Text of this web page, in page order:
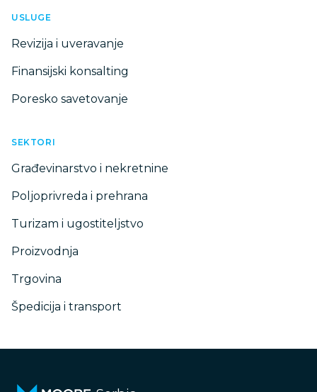
USLUGE
Revizija i uveravanje
Finansijski konsalting
Poresko savetovanje
SEKTORI
Građevinarstvo i nekretnine
Poljoprivreda i prehrana
Turizam i ugostiteljstvo
Proizvodnja
Trgovina
Špedicija i transport